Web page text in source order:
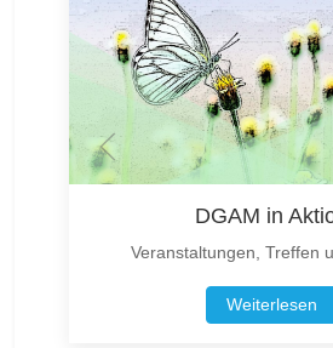
DGAM in
Veranstaltungen, Treffen
Weiterlesen